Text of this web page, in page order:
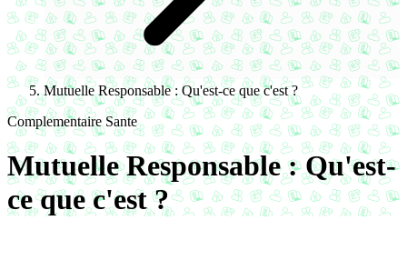
Mutuelle Responsable : Qu'est-ce que c'est ?
Complementaire Sante
Mutuelle Responsable : Qu'est-
ce que c'est ?